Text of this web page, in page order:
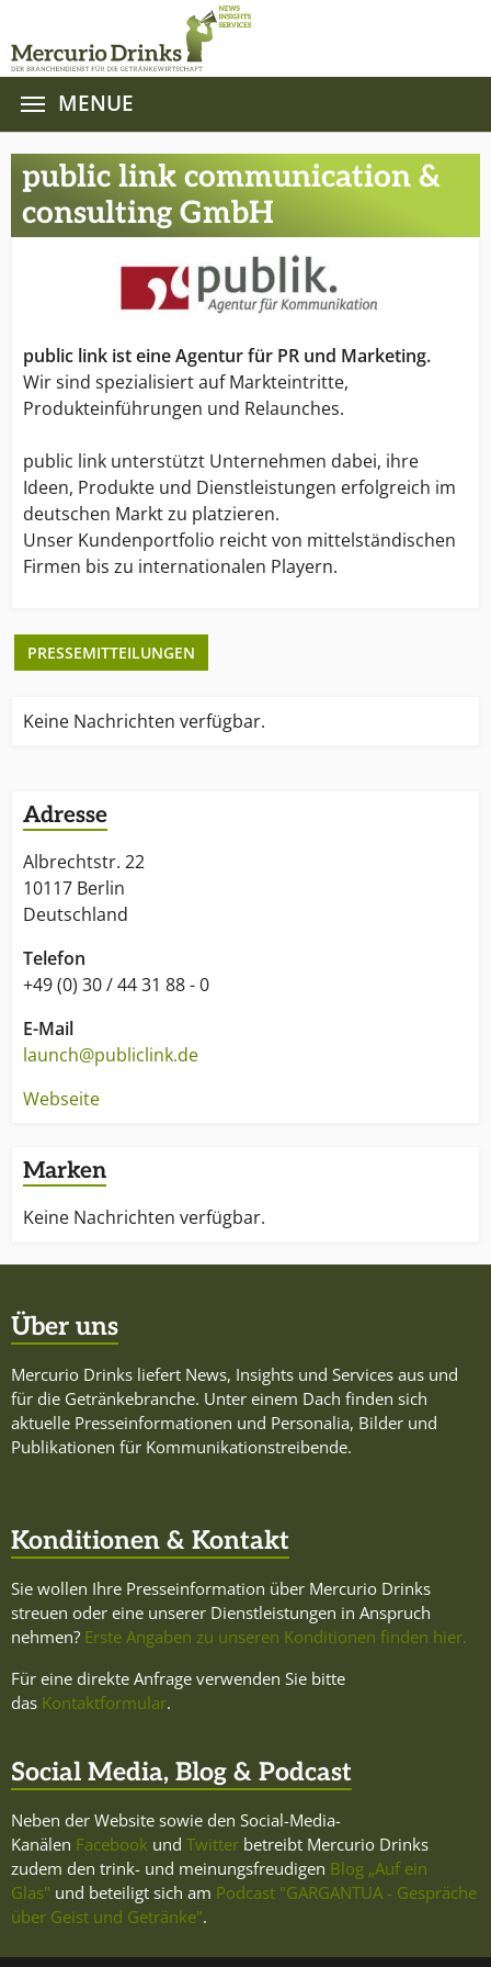
MENUE
public link communication &
consulting GmbH
public link ist eine Agentur für PR und Marketing.
Wir sind spezialisiert auf Markteintritte,
Produkteinführungen und Relaunches.
public link unterstützt Unternehmen dabei, ihre
Ideen, Produkte und Dienstleistungen erfolgreich im
deutschen Markt zu platzieren.
Unser Kundenportfolio reicht von mittelständischen
Firmen bis zu internationalen Playern.
PRESSEMITTEILUNGEN
Keine Nachrichten verfügbar.
Adresse
Albrechtstr. 22
10117 Berlin
Deutschland
Telefon
+49 (0) 30 / 44 31 88 - 0
E-Mail
launch@publiclink.de
Webseite
Marken
Keine Nachrichten verfügbar.
Über uns
Mercurio Drinks liefert News, Insights und Services aus und
für die Getränkebranche. Unter einem Dach finden sich
aktuelle Presseinformationen und Personalia, Bilder und
Publikationen für Kommunikationstreibende.
Konditionen & Kontakt
Sie wollen Ihre Presseinformation über Mercurio Drinks
streuen oder eine unserer Dienstleistungen in Anspruch
nehmen? Erste Angaben zu unseren Konditionen finden hier.
Für eine direkte Anfrage verwenden Sie bitte
das Kontaktformular.
Social Media, Blog & Podcast
Neben der Website sowie den Social-Media-
Kanälen Facebook und Twitter betreibt Mercurio Drinks
zudem den trink- und meinungsfreudigen Blog „Auf ein
Glas" und beteiligt sich am Podcast "GARGANTUA - Gespräche
über Geist und Getränke".